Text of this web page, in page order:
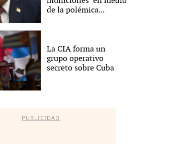
de la polémica...
La CIA forma un
grupo operativo
secreto sobre Cuba
PUBLICIDAD